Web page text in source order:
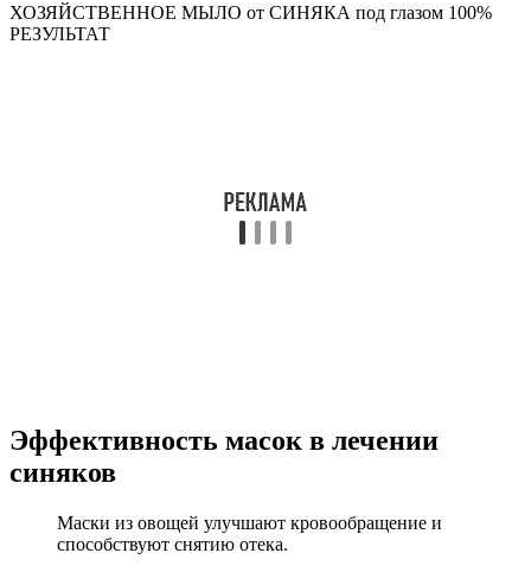
ХОЗЯЙСТВЕННОЕ МЫЛО от СИНЯКА под глазом 100%
РЕЗУЛЬТАТ
Эффективность масок в лечении
синяков
Маски из овощей улучшают кровообращение и
способствуют снятию отека.